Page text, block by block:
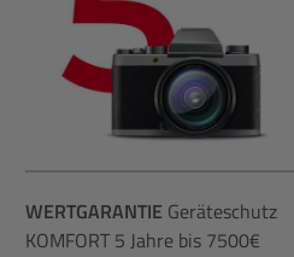
WERTGARANTIE Geräteschutz
KOMFORT 5 Jahre bis 7500€